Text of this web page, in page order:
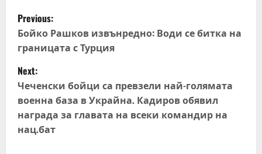
P
o
s
t
n
a
Previous:
Бойко Рашков извънредно: Води се битка на
границата с Турция
Next:
Чеченски бойци са превзели най-голямата
военна база в Украйна. Кадиров обявил
награда за главата на всеки командир на
нац.бат